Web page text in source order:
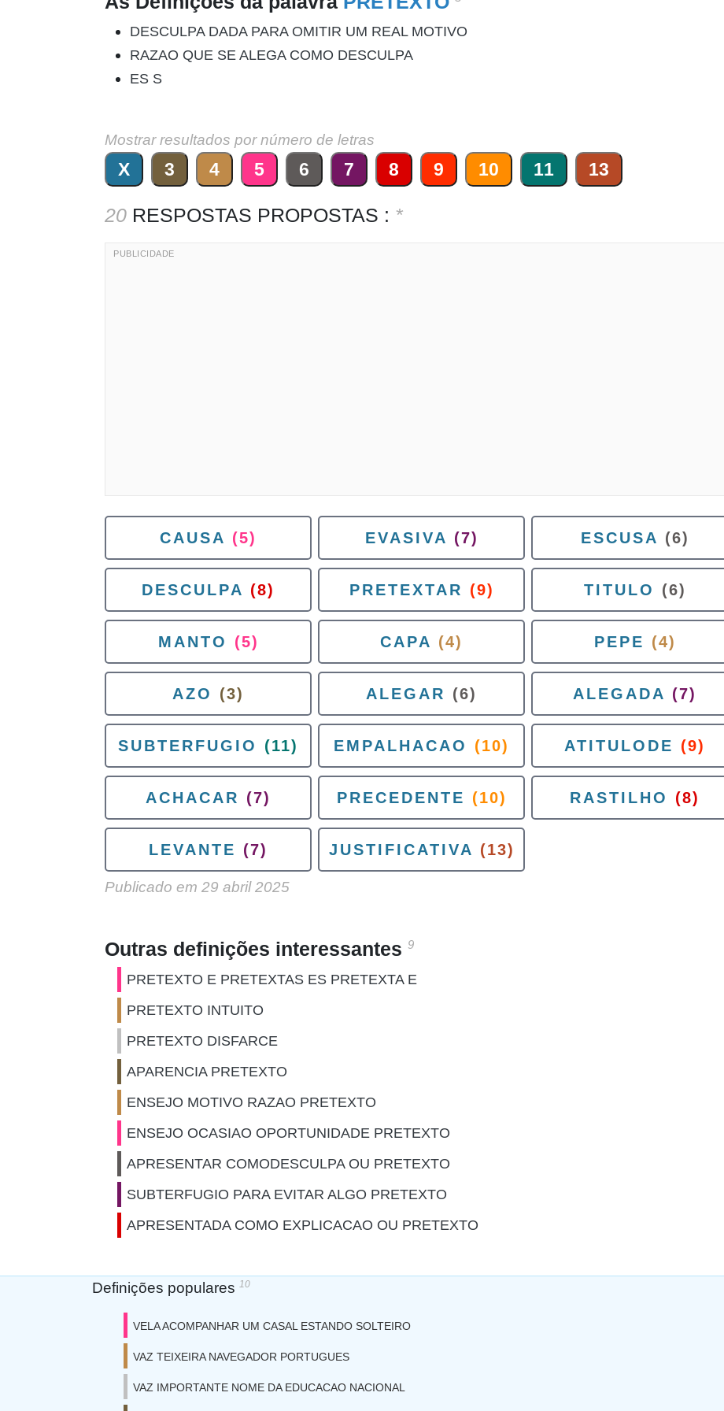
DESCULPA DADA PARA OMITIR UM REAL MOTIVO
RAZAO QUE SE ALEGA COMO DESCULPA
ES S
Mostrar resultados por número de letras
X 3 4 5 6 7 8 9 10 11 13
20 RESPOSTAS PROPOSTAS : *
CAUSA (5) EVASIVA (7) ESCUSA (6)
DESCULPA (8) PRETEXTAR (9) TITULO (6)
MANTO (5) CAPA (4) PEPE (4)
AZO (3) ALEGAR (6) ALEGADA (7)
SUBTERFUGIO (11) EMPALHACAO (10) ATITULODE (9)
ACHACAR (7) PRECEDENTE (10) RASTILHO (8)
LEVANTE (7) JUSTIFICATIVA (13)
Publicado em 29 abril 2025
Outras definições interessantes 9
PRETEXTO E PRETEXTAS ES PRETEXTA E
PRETEXTO INTUITO
PRETEXTO DISFARCE
APARENCIA PRETEXTO
ENSEJO MOTIVO RAZAO PRETEXTO
ENSEJO OCASIAO OPORTUNIDADE PRETEXTO
APRESENTAR COMODESCULPA OU PRETEXTO
SUBTERFUGIO PARA EVITAR ALGO PRETEXTO
APRESENTADA COMO EXPLICACAO OU PRETEXTO
Definições populares 10
VELA ACOMPANHAR UM CASAL ESTANDO SOLTEIRO
VAZ TEIXEIRA NAVEGADOR PORTUGUES
VAZ IMPORTANTE NOME DA EDUCACAO NACIONAL